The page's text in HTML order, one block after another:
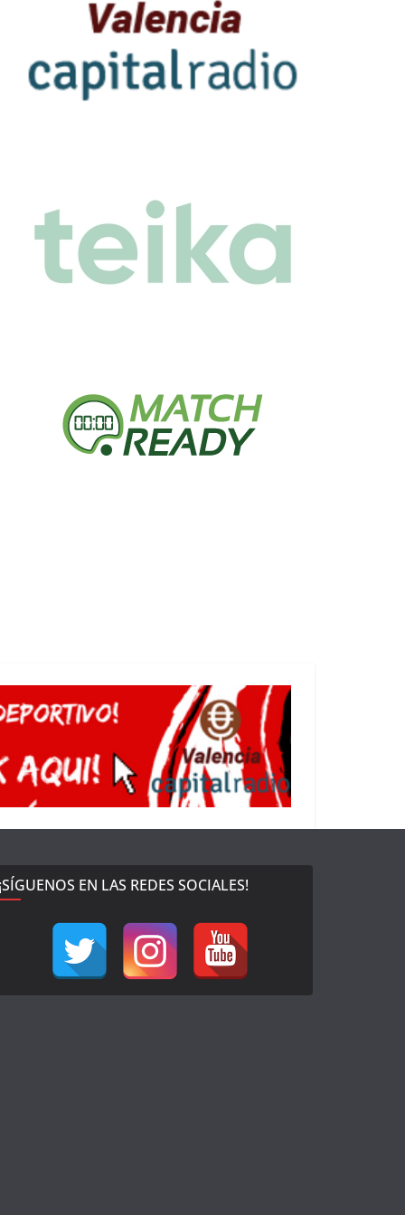
EN LAS REDES SOCIALES!